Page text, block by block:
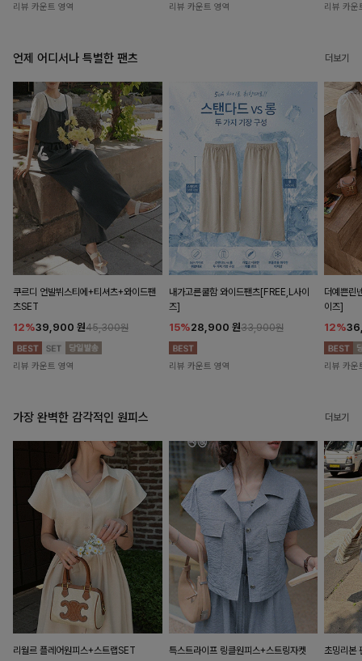
리뷰 카운트 영역 리뷰 카운트 영역 리뷰 카운
언제 어디서나 특별한 팬츠 더보기
쿠르디 언발뷔스티에+티셔츠+와이드팬
츠SET
12%39,900 원45,300원
리뷰 카운트 영역
내가고른쿨함 와이드팬츠[FREE,L사이
즈]
15%28,900 원33,900원
리뷰 카운트 영역
더예쁜린
이즈]
12%
리뷰 카운
가장 완벽한 감각적인 원피스 더보기
리월르 플레어원피스+스트랩SET
특스트라이프 링클원피스+스트링자켓
초밍리본